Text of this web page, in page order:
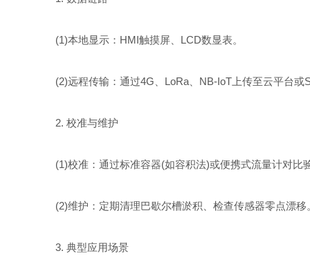
(1)本地显示：HMI触摸屏、LCD数显表。
(2)远程传输：通过4G、LoRa、NB-IoT上传至云平台或
2. 校准与维护
(1)校准：通过标准容器(如容积法)或便携式流量计对比
(2)维护：定期清理巴歇尔槽淤积、检查传感器零点漂移
3. 典型应用场景